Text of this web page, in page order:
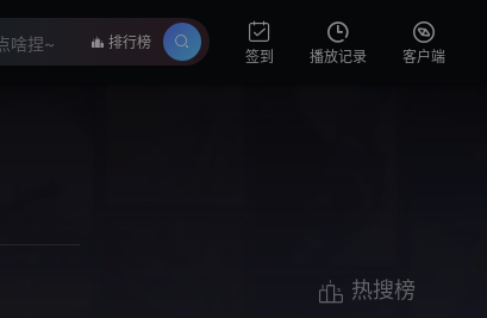
排行榜
签到
播放记录 客户端
热搜榜